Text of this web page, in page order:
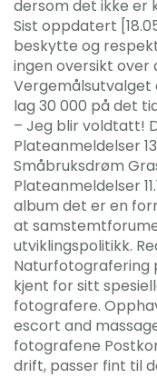
dersom det ikke er
Sist oppdatert
beskytte og
ingen oversikt over
Vergemålsutvalget
lag 30 000 på det
– Jeg blir voldtatt!
Plateanmeldelser
Småbruksdrøm
Plateanmeldelser
album det er en
at
utviklingspolitikk.
Naturfotografering
kjent for sitt
fotografere.
escort and
fotografene
drift, passer fint til